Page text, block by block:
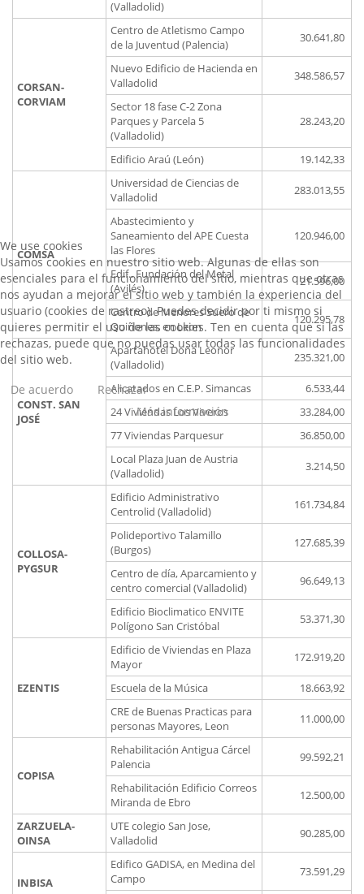
(Valladolid)
CORSAN-
CORVIAM
Centro de Atletismo Campo
de la Juventud (Palencia)
30.641,80
Nuevo Edificio de Hacienda en
Valladolid
348.586,57
Sector 18 fase C-2 Zona
Parques y Parcela 5
(Valladolid)
28.243,20
Edificio Araú (León) 19.142,33
COMSA
Universidad de Ciencias de
Valladolid
283.013,55
Abastecimiento y
Saneamiento del APE Cuesta
las Flores
120.946,00
Edif.. Fundación del Metal
(Avilés)
21.596,00
Centro de Menores Suero de
Quiñones, en Leon
120.295,78
CONST. SAN
JOSÉ
Apartahotel Doña Leonor
(Valladolid)
235.321,00
Alicatados en C.E.P. Simancas
6.533,44
24 Viviendas Los Viveros
33.284,00
77 Viviendas Parquesur
36.850,00
Local Plaza Juan de Austria
(Valladolid)
3.214,50
COLLOSA-
PYGSUR
Edificio Administrativo
Centrolid (Valladolid)
161.734,84
Polideportivo Talamillo
(Burgos)
127.685,39
Centro de día, Aparcamiento y
centro comercial (Valladolid)
96.649,13
Edificio Bioclimatico ENVITE
Polígono San Cristóbal
53.371,30
EZENTIS
Edificio de Viviendas en Plaza
Mayor
172.919,20
Escuela de la Música
18.663,92
CRE de Buenas Practicas para
personas Mayores, Leon
11.000,00
COPISA
Rehabilitación Antigua Cárcel
Palencia
99.592,21
Rehabilitación Edificio Correos
Miranda de Ebro
12.500,00
ZARZUELA-
OINSA
UTE colegio San Jose,
Valladolid
90.285,00
INBISA
Edifico GADISA, en Medina del
Campo
73.591,29
We use cookies
Usamos cookies en nuestro sitio web. Algunas de ellas son
esenciales para el funcionamiento del sitio, mientras que otras
nos ayudan a mejorar el sitio web y también la experiencia del
usuario (cookies de rastreo). Puedes decidir por ti mismo si
quieres permitir el uso de las cookies. Ten en cuenta que si las
rechazas, puede que no puedas usar todas las funcionalidades
del sitio web.
De acuerdo
Rechazar
Más información